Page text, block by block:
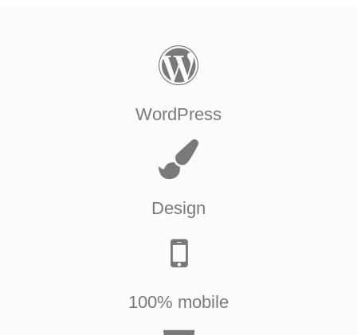
WordPress
Design
100% mobile